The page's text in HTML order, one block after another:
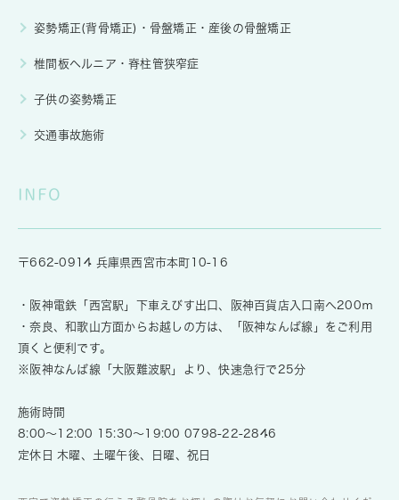
姿勢矯正(背骨矯正)・骨盤矯正・産後の骨盤矯正
椎間板ヘルニア・脊柱管狭窄症
子供の姿勢矯正
交通事故施術
INFO
〒662-0914 兵庫県西宮市本町10-16
・阪神電鉄「西宮駅」下車えびす出口、阪神百貨店入口南へ200ｍ
・奈良、和歌山方面からお越しの方は、「阪神なんば線」をご利用
頂くと便利です。
※阪神なんば線「大阪難波駅」より、快速急行で25分
施術時間
8:00～12:00 15:30～19:00 0798-22-2846
定休日 木曜、土曜午後、日曜、祝日